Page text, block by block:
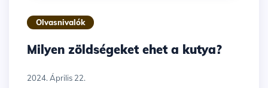
Olvasnivalók
Milyen zöldségeket ehet a kutya?
2024. Április 22.